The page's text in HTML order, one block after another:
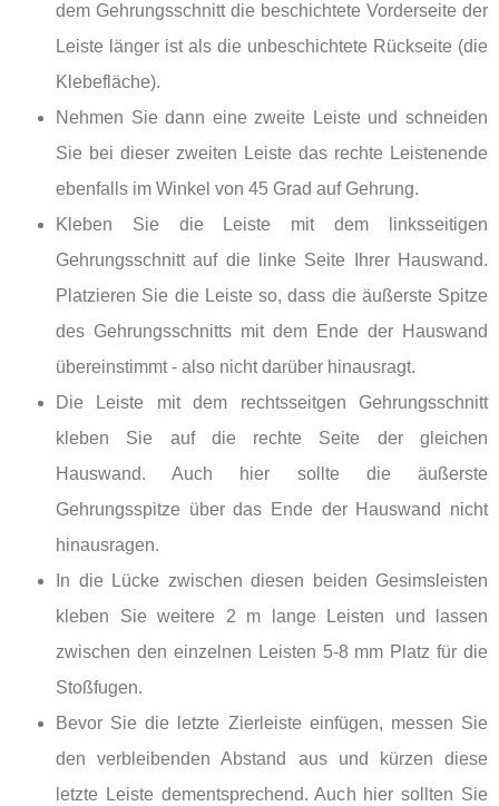
dem Gehrungsschnitt die beschichtete Vorderseite der
Leiste länger ist als die unbeschichtete Rückseite (die
Klebefläche).
Nehmen Sie dann eine zweite Leiste und schneiden
Sie bei dieser zweiten Leiste das rechte Leistenende
ebenfalls im Winkel von 45 Grad auf Gehrung.
Kleben Sie die Leiste mit dem linksseitigen
Gehrungsschnitt auf die linke Seite Ihrer Hauswand.
Platzieren Sie die Leiste so, dass die äußerste Spitze
des Gehrungsschnitts mit dem Ende der Hauswand
übereinstimmt - also nicht darüber hinausragt.
Die Leiste mit dem rechtsseitgen Gehrungsschnitt
kleben Sie auf die rechte Seite der gleichen
Hauswand. Auch hier sollte die äußerste
Gehrungsspitze über das Ende der Hauswand nicht
hinausragen.
In die Lücke zwischen diesen beiden Gesimsleisten
kleben Sie weitere 2 m lange Leisten und lassen
zwischen den einzelnen Leisten 5-8 mm Platz für die
Stoßfugen.
Bevor Sie die letzte Zierleiste einfügen, messen Sie
den verbleibenden Abstand aus und kürzen diese
letzte Leiste dementsprechend. Auch hier sollten Sie